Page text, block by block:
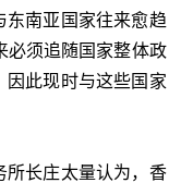
东南亚国家往来愈趋
必须追随国家整体政
因此现时与这些国家
所长庄太量认为，香